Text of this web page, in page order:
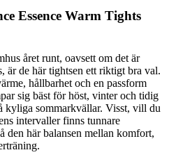
Essence Warm Tights
året runt, oavsett om det är
är de här tightsen ett riktigt bra val.
hållbarhet och en passform
sig bäst för höst, vinter och tidig
kyliga sommarkvällar. Visst, vill du
intervaller finns tunnare
den här balansen mellan komfort,